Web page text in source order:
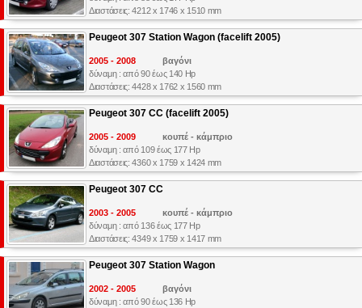
Διαστάσεις: 4212 x 1746 x 1510 mm
Peugeot 307 Station Wagon (facelift 2005)
2005 - 2008
βαγόνι
δύναμη : από 90 έως 140 Hp
Διαστάσεις: 4428 x 1762 x 1560 mm
Peugeot 307 CC (facelift 2005)
2005 - 2009
κουπέ - κάμπριο
δύναμη : από 109 έως 177 Hp
Διαστάσεις: 4360 x 1759 x 1424 mm
Peugeot 307 CC
2003 - 2005
κουπέ - κάμπριο
δύναμη : από 136 έως 177 Hp
Διαστάσεις: 4349 x 1759 x 1417 mm
Peugeot 307 Station Wagon
2002 - 2005
βαγόνι
δύναμη : από 90 έως 136 Hp